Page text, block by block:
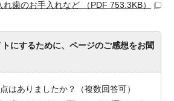
歯のお手入れなど （PDF 753.3KB）
にするために、ページのご感想をお聞
はありましたか？（複数回答可）